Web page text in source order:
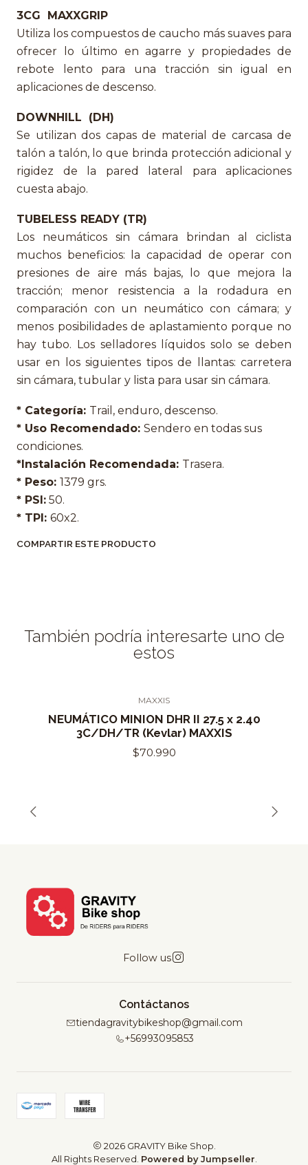
3CG MAXXGRIP
Utiliza los compuestos de caucho más suaves para
ofrecer lo último en agarre y propiedades de
rebote lento para una tracción sin igual en
aplicaciones de descenso.
DOWNHILL (DH)
Se utilizan dos capas de material de carcasa de
talón a talón, lo que brinda protección adicional y
rigidez de la pared lateral para aplicaciones
cuesta abajo.
TUBELESS READY (TR)
Los neumáticos sin cámara brindan al ciclista
muchos beneficios: la capacidad de operar con
presiones de aire más bajas, lo que mejora la
tracción; menor resistencia a la rodadura en
comparación con un neumático con cámara; y
menos posibilidades de aplastamiento porque no
hay tubo. Los selladores líquidos solo se deben
usar en los siguientes tipos de llantas: carretera
sin cámara, tubular y lista para usar sin cámara.
* Categoría: Trail, enduro, descenso.
* Uso Recomendado: Sendero en todas sus
condiciones.
*Instalación Recomendada: Trasera.
* Peso: 1379 grs.
* PSI: 50.
* TPI: 60x2.
COMPARTIR ESTE PRODUCTO
También podría interesarte uno de
estos
MAXXIS
NEUMÁTICO MINION DHR II 27.5 x 2.40
3C/DH/TR (Kevlar) MAXXIS
$70.990
Follow us
Contáctanos
tiendagravitybikeshop@gmail.com
+56993095853
2026 GRAVITY Bike Shop.
All Rights Reserved. Powered by Jumpseller.